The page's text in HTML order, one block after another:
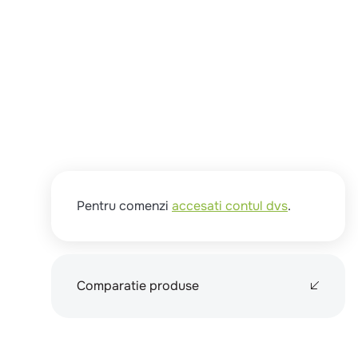
Pentru comenzi accesati contul dvs.
Comparatie produse